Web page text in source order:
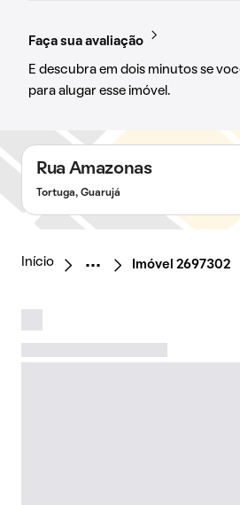
Faça sua avaliação
E descubra em dois minutos se
para alugar esse imóvel.
Rua Amazonas
Tortuga, Guarujá
Início Imóvel 2697302